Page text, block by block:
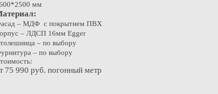
мм
– МДФ с покрытием ПВХ
– ЛДСП 16мм Egger
– по выбору
– по выбору
75 990 руб. погонный метр